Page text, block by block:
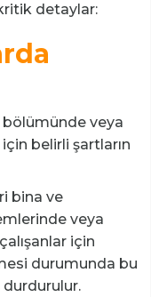
detaylar:
veya
belirli şartların
bina ve
veya
için
durumunda bu